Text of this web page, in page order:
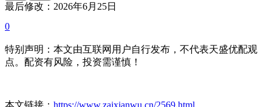
最后修改：2026年6月25日
0
特别声明：本文由互联网用户自行发布，不代表天盛优配观
点。配资有风险，投资需谨慎！
本文链接： https://www.zaixianwu.cn/2569.html